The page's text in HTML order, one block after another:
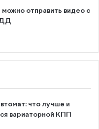
отправить видео с
что лучше и
вариаторной КПП